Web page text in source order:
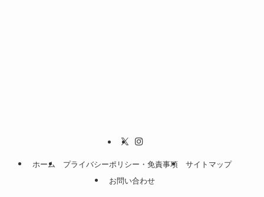
ホーム プライバシーポリシー・免責事項
サイトマップ
お問い合わせ